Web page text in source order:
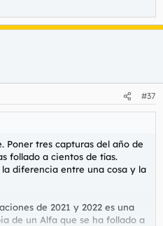
#37
Poner tres capturas del año de
follado a cientos de tías.
la diferencia entre una cosa y la
de 2021 y 2022 es una
de un Alfa que se ha follado a